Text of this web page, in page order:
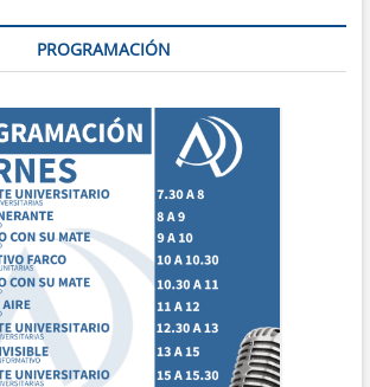
PROGRAMACIÓN